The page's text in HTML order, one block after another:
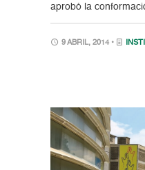
aprobó la
9 ABRIL, 2014 •